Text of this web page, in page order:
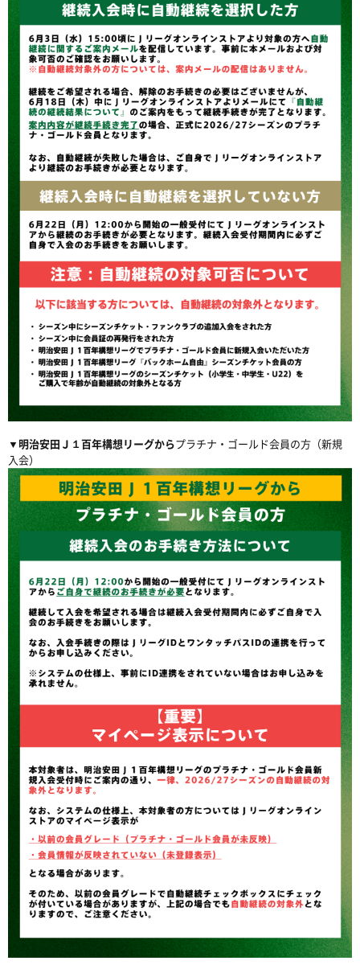
▼明治安田Ｊ１百年構想リーグからプラチナ・ゴールド会員の方（新規
入会）